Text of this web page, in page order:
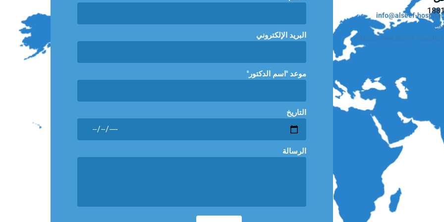
info@alseef-
https://www.alseef-
البريد الإلكتروني
"موعد "اسم الدكتور
التاريخ
الرسالة